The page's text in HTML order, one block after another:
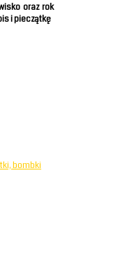
oraz rok
i pieczątkę
bombki